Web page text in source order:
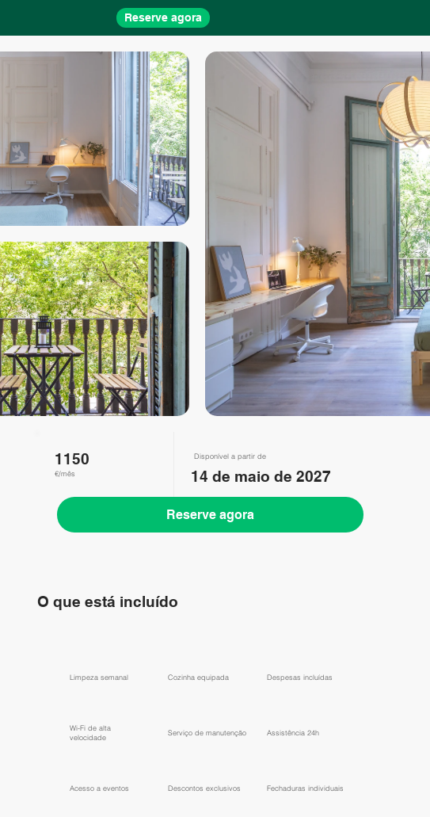
Reserve agora
1150
€/mês
Reserve agora
Disponível a partir de
14 de maio de 2027
O que está incluído
Limpeza semanal Cozinha equipada Despesas incluídas
Wi-Fi de alta
velocidade
Serviço de manutenção Assistência 24h
Acesso a eventos Descontos exclusivos Fechaduras individuais